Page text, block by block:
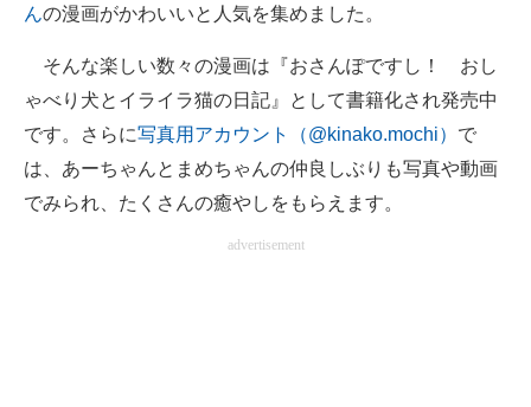
んの漫画がかわいいと人気を集めました。
そんな楽しい数々の漫画は『おさんぽですし！ おし
ゃべり犬とイライラ猫の日記』として書籍化され発売中
です。さらに写真用アカウント（@kinako.mochi） で
は、あーちゃんとまめちゃんの仲良しぶりも写真や動画
でみられ、たくさんの癒やしをもらえます。
advertisement